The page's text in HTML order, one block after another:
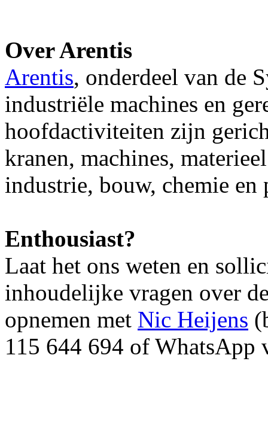
Over Arentis
Arentis, onderdeel van de
industriële machines en
hoofdactiviteiten zijn
kranen, machines,
industrie, bouw, chemie en
Enthousiast?
Laat het ons weten en
inhoudelijke vragen over
opnemen met Nic Heijens
115 644 694 of WhatsApp